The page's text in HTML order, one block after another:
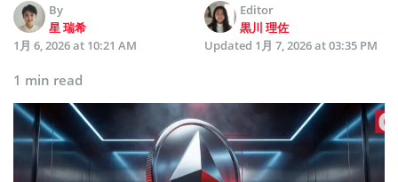
By
星 瑞希
Editor
黒川 理佐
1月 6, 2026 at 10:21 AM
Updated 1月 7, 2026 at 03:35 PM
1 min read